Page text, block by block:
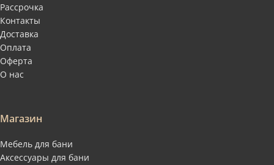
Рассрочка
Контакты
Доставка
Оплата
Оферта
О нас
Магазин
Мебель для бани
Аксессуары для бани